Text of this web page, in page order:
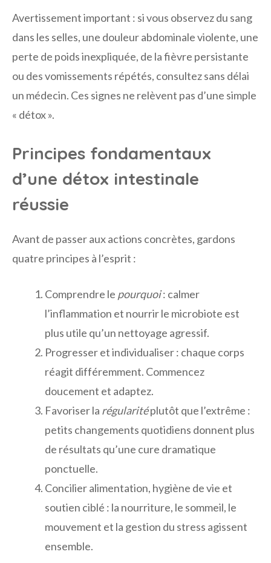
Avertissement important : si vous observez du sang
dans les selles, une douleur abdominale violente, une
perte de poids inexpliquée, de la fièvre persistante
ou des vomissements répétés, consultez sans délai
un médecin. Ces signes ne relèvent pas d’une simple
« détox ».
Principes fondamentaux
d’une détox intestinale
réussie
Avant de passer aux actions concrètes, gardons
quatre principes à l’esprit :
Comprendre le pourquoi: calmer
l’inflammation et nourrir le microbiote est
plus utile qu’un nettoyage agressif.
Progresser et individualiser : chaque corps
réagit différemment. Commencez
doucement et adaptez.
Favoriser la régularitéplutôt que l’extrême :
petits changements quotidiens donnent plus
de résultats qu’une cure dramatique
ponctuelle.
Concilier alimentation, hygiène de vie et
soutien ciblé : la nourriture, le sommeil, le
mouvement et la gestion du stress agissent
ensemble.